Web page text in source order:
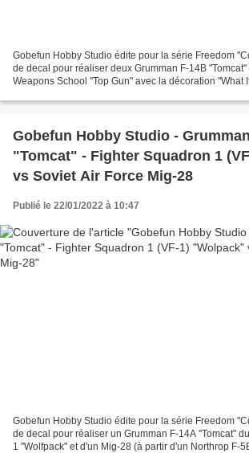
Gobefun Hobby Studio édite pour la série Freedom
de decal pour réaliser deux Grumman F-14B
Weapons School "Top Gun" avec la décoration "What
Gobefun Hobby Studio -
"Tomcat" - Fighter Squadron 1
vs Soviet Air Force Mig-28
Publié le 22/01/2022 à 10:47
Gobefun Hobby Studio édite pour la série Freedom
de decal pour réaliser un Grumman F-14A "Tomcat"
1 "Wolfpack" et d'un Mig-28 (à partir d'un Northrop F-